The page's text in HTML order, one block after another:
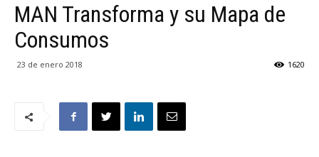
MAN Transforma y su Mapa de
Consumos
23 de enero 2018 1620